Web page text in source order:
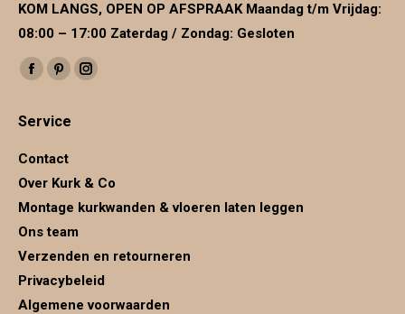
KOM LANGS, OPEN OP AFSPRAAK Maandag t/m Vrijdag:
08:00 – 17:00 Zaterdag / Zondag: Gesloten
Vind ons op:
Facebook
opens
Pinterest
opens
Instagram
Service
Contact
Over Kurk & Co
Montage kurkwanden & vloeren laten leggen
Ons team
Verzenden en retourneren
Privacybeleid
Algemene voorwaarden